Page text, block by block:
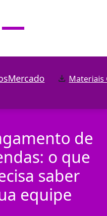
Mercado Materiais
de
o que
saber
equipe